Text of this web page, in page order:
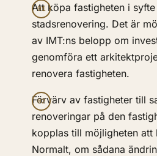
Att köpa fastigheten i
stadsrenovering. Det är
av IMT:ns belopp om
genomföra ett
renovera fastigheten.
Förvärv av fastigheter till
renoveringar på den
kopplas till möjligheten att
Normalt, om sådana